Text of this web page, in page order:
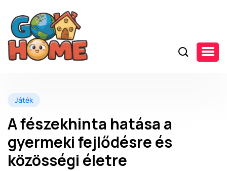
Játék
A fészekhinta hatása a
gyermeki fejlődésre és
közösségi életre